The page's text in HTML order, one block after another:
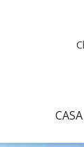
CASA